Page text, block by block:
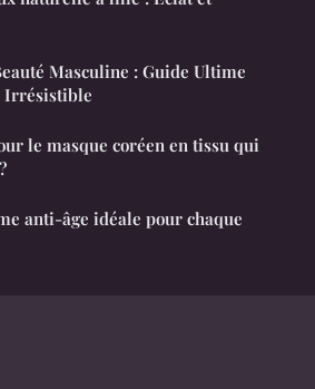
Masculine : Guide Ultime
Irrésistible
le masque coréen en tissu qui
anti-âge idéale pour chaque